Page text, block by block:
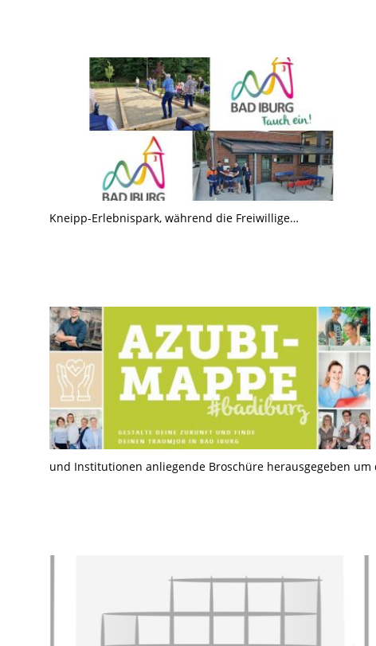
Kneipp-Erlebnispark, während die Freiwillige…
und Institutionen anliegende Broschüre herausgegeben um